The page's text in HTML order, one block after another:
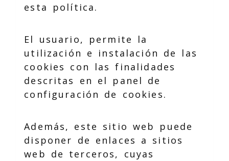
esta política.
El usuario, permite la
utilización e instalación de las
cookies con las finalidades
descritas en el panel de
configuración de cookies.
Además, este sitio web puede
disponer de enlaces a sitios
web de terceros, cuyas